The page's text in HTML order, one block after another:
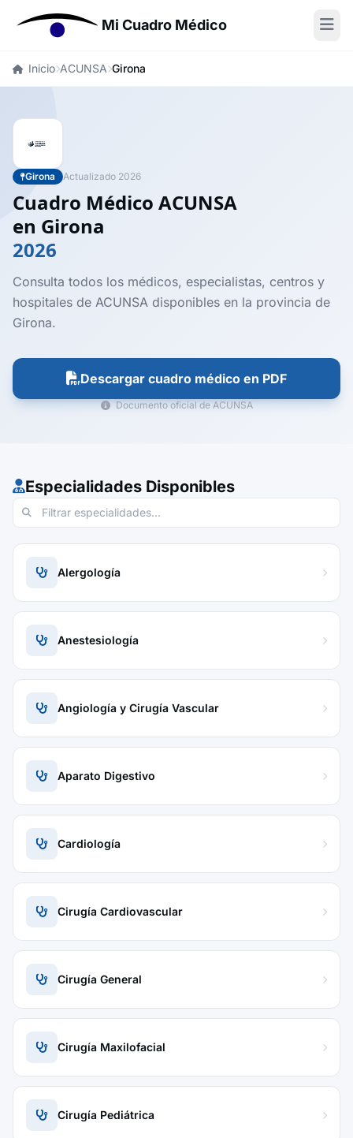
Mi Cuadro Médico
Inicio ACUNSA Girona
Girona Actualizado 2026
Cuadro Médico ACUNSA
en Girona
2026
Consulta todos los médicos, especialistas, centros y
hospitales de ACUNSA disponibles en la provincia de
Girona.
Descargar cuadro médico en PDF
Documento oficial de ACUNSA
Especialidades Disponibles
Alergología
Anestesiología
Angiología y Cirugía Vascular
Aparato Digestivo
Cardiología
Cirugía Cardiovascular
Cirugía General
Cirugía Maxilofacial
Cirugía Pediátrica